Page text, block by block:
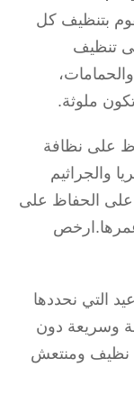
بتنظيف كل
تنظيف
والحمامات،
ملوثة.
على نظافة
والجراثيم
الحفاظ على
التي نحددها
وسريعة دون
نظيف ومنتعش